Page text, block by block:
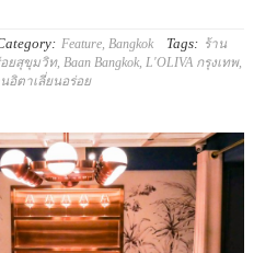
Feature, Bangkok Tags: ร้าน
อยสุขุมวิท, Baan Bangkok, L'OLIVA กรุงเทพ,
นอิตาเลี่ยนอร่อย